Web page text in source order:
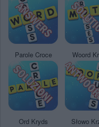
Parole Croce Woord
Ord Kryds Słowo